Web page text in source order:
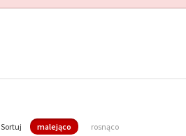
Sortuj malejąco rosnąco